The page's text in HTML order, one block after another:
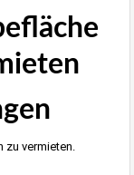
zu vermieten.